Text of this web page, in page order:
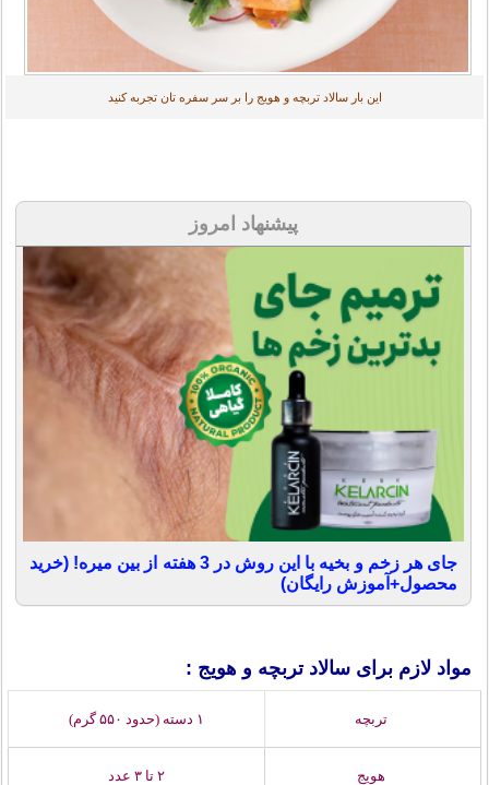
این بار سالاد تربچه و هویج را بر سر سفره تان تجربه کنید
پیشنهاد امروز
جای هر زخم و بخیه با این روش در 3 هفته از بین میره! (خرید
محصول+آموزش رایگان)
مواد لازم برای سالاد تربچه و هویج :
تربچه ۱ دسته (حدود ۵۵۰ گرم)
هویج ۲ تا ۳ عدد